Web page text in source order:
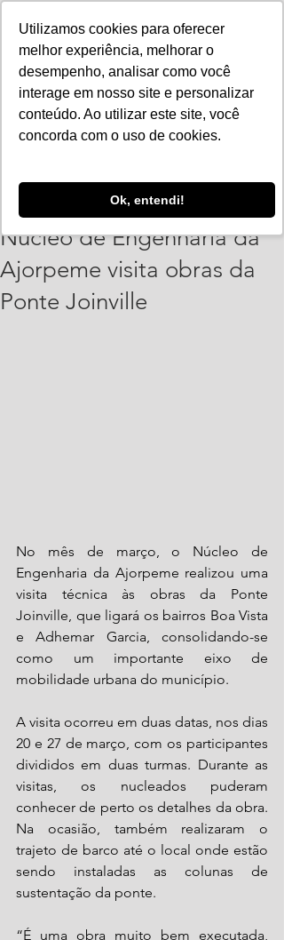
Utilizamos cookies para oferecer
melhor experiência, melhorar o
desempenho, analisar como você
interage em nosso site e personalizar
conteúdo. Ao utilizar este site, você
concorda com o uso de cookies.
Ok, entendi!
Núcleo de Engenharia da
Ajorpeme visita obras da
Ponte Joinville
Vinicius Leonardo
No mês de março, o Núcleo de
Engenharia da Ajorpeme realizou uma
visita técnica às obras da Ponte
Joinville, que ligará os bairros Boa Vista
e Adhemar Garcia, consolidando-se
como um importante eixo de
mobilidade urbana do município.
A visita ocorreu em duas datas, nos dias
20 e 27 de março, com os participantes
divididos em duas turmas. Durante as
visitas, os nucleados puderam
conhecer de perto os detalhes da obra.
Na ocasião, também realizaram o
trajeto de barco até o local onde estão
sendo instaladas as colunas de
sustentação da ponte.
“É uma obra muito bem executada,